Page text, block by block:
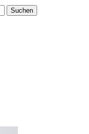
Suchen